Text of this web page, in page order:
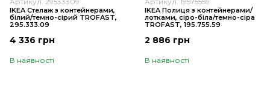
IKEA Стелаж з контейнерами,
білий/темно-сірий TROFAST,
295.333.09
4 336 грн
В наявності
IKEA Полиця з контейнерами/
лотками, сіро-біла/темно-сіра
TROFAST, 195.755.59
2 886 грн
В наявності